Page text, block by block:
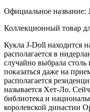
Официальное название:
Коллекционный товар
Кукла J-Doll находится
располагается в
случайно выбрала
показаться даже на
располагается
называется Хет-Ло.
библиотека и
королевской династии